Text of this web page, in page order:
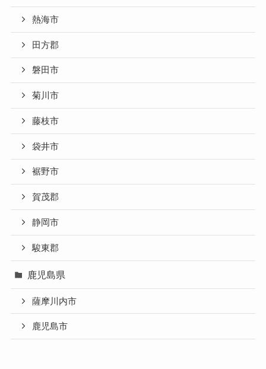
熱海市
田方郡
磐田市
菊川市
藤枝市
袋井市
裾野市
賀茂郡
静岡市
駿東郡
鹿児島県
薩摩川内市
鹿児島市